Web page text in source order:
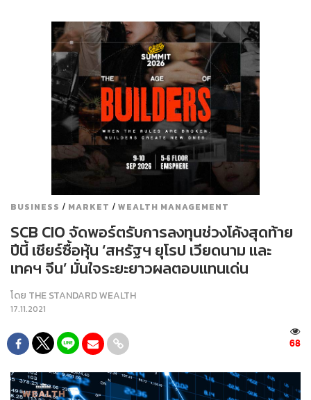
BUSINESS / MARKET / WEALTH MANAGEMENT
SCB CIO จัดพอร์ตรับการลงทุนช่วงโค้งสุดท้าย
ปีนี้ เชียร์ซื้อหุ้น ‘สหรัฐฯ ยุโรป เวียดนาม และ
เทคฯ จีน’ มั่นใจระยะยาวผลตอบแทนเด่น
โดย THE STANDARD WEALTH
17.11.2021
68